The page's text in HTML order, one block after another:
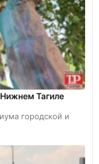
Тагиле
городской и